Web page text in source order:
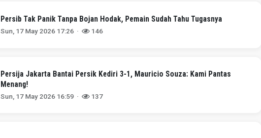
Persib Tak Panik Tanpa Bojan Hodak, Pemain Sudah Tahu Tugasnya
Sun, 17 May 2026 17:26 · 146
Persija Jakarta Bantai Persik Kediri 3-1, Mauricio Souza: Kami Pantas
Menang!
Sun, 17 May 2026 16:59 · 137